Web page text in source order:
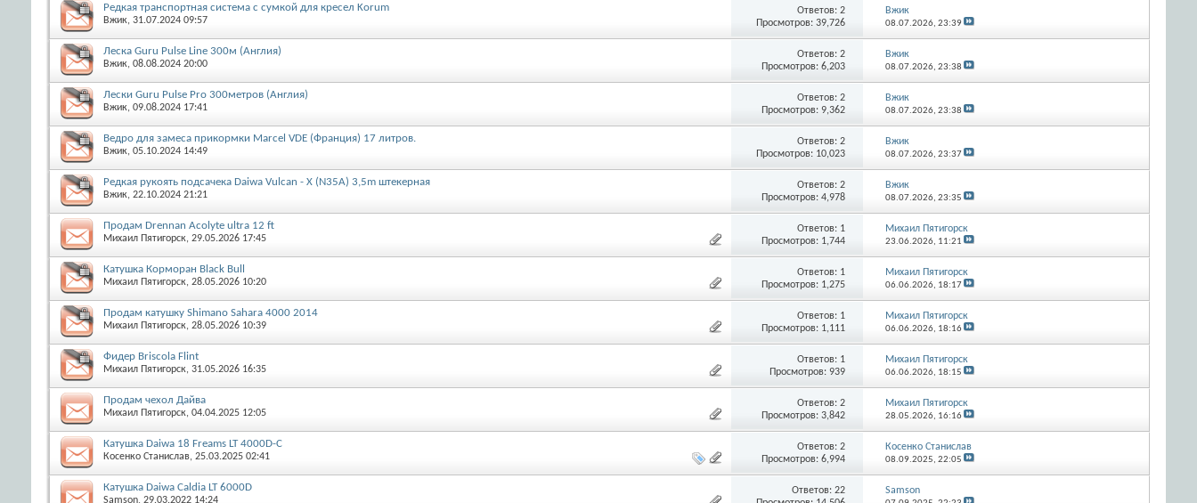
Редкая транспортная система с сумкой для кресел Korum
Вжик, 31.07.2024 09:57
Ответов:2
Просмотров: 39,726
Вжик
08.07.2026, 23:39
Леска Guru Pulse Line 300м (Англия)
Вжик, 08.08.2024 20:00
Ответов:2
Просмотров: 6,203
Вжик
08.07.2026, 23:38
Лески Guru Pulse Pro 300метров (Англия)
Вжик, 09.08.2024 17:41
Ответов:2
Просмотров: 9,362
Вжик
08.07.2026, 23:38
Ведро для замеса прикормки Marcel VDE (Франция) 17 литров.
Вжик, 05.10.2024 14:49
Ответов:2
Просмотров: 10,023
Вжик
08.07.2026, 23:37
Редкая рукоять подсачека Daiwa Vulcan - X (N35A) 3,5m штекерная
Вжик, 22.10.2024 21:21
Ответов:2
Просмотров: 4,978
Вжик
08.07.2026, 23:35
Продам Drennan Acolyte ultra 12 ft
Михаил Пятигорск, 29.05.2026 17:45
Ответов: 1
Просмотров: 1,744
Михаил Пятигорск
23.06.2026, 11:21
Катушка Корморан Black Bull
Михаил Пятигорск, 28.05.2026 10:20
Ответов: 1
Просмотров: 1,275
Михаил Пятигорск
06.06.2026, 18:17
Продам катушку Shimano Sahara 4000 2014
Михаил Пятигорск, 28.05.2026 10:39
Ответов: 1
Просмотров: 1,111
Михаил Пятигорск
06.06.2026, 18:16
Фидер Briscola Flint
Михаил Пятигорск, 31.05.2026 16:35
Ответов: 1
Просмотров: 939
Михаил Пятигорск
06.06.2026, 18:15
Продам чехол Дайва
Михаил Пятигорск, 04.04.2025 12:05
Ответов:2
Просмотров: 3,842
Михаил Пятигорск
28.05.2026, 16:16
Катушка Daiwa 18 Freams LT 4000D-C
Косенко Станислав, 25.03.2025 02:41
Ответов:2
Просмотров: 6,994
Косенко Станислав
08.09.2025, 22:05
Катушка Daiwa Caldia LT 6000D
Samson, 29.03.2022 14:24
Ответов:22
Samson